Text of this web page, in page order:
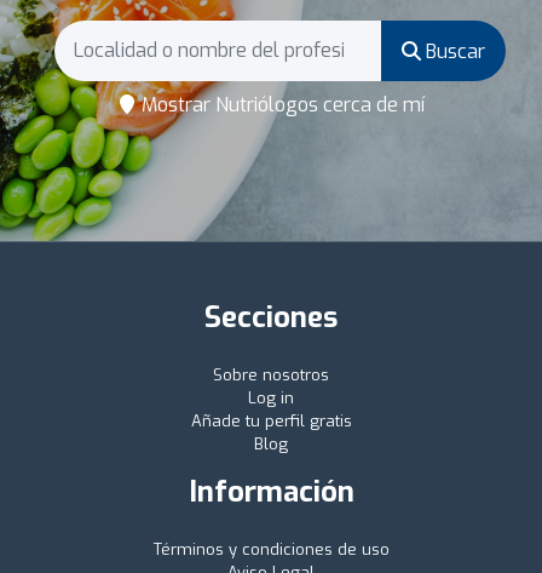
Buscar
Mostrar Nutriólogos cerca de mí
Secciones
Sobre nosotros
Log in
Añade tu perfil gratis
Blog
Información
Términos y condiciones de uso